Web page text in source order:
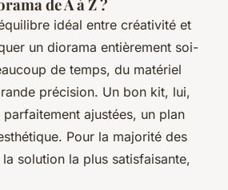
de A à Z ?
idéal entre créativité et
un diorama entièrement soi-
de temps, du matériel
précision. Un bon kit, lui,
ajustées, un plan
Pour la majorité des
solution la plus satisfaisante,